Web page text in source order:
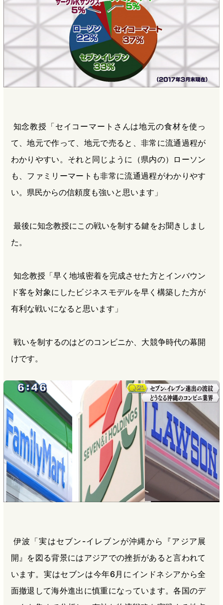
知念教授「セイコーマートさんは地元の食材を使っ
て、地元で作って、地元で売ると、非常に流通過程が
わかりやすい。それと同じように（県内の）ローソン
も、ファミリーマートも非常に流通過程がわかりやす
い。県民からの信頼度も強いと思います」
最後に知念教授にこの戦いを制する鍵をお聞きしまし
た。
知念教授「早く地域密着を完成させた方とインバウン
ド客を対象にしたビジネスモデルを早く構築した方が
有利な戦いになると思います」
戦いを制するのはどのコンビニか、大競争時代の幕開
けです。
伊波「実はセブン-イレブンが沖縄から『アジア展
開』を図る背景にはアジアでの挫折があると言われて
います。実はセブンは今年6月にインドネシアから全
面撤退して海外進出に慎重になっています。各国のデ